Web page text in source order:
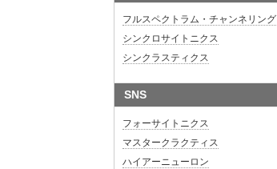
フルスペクトラム・チャンネリング
シンクロサイトニクス
シンクラスティクス
SNS
フォーサイトニクス
マスタークラクティス
ハイアーニューロン